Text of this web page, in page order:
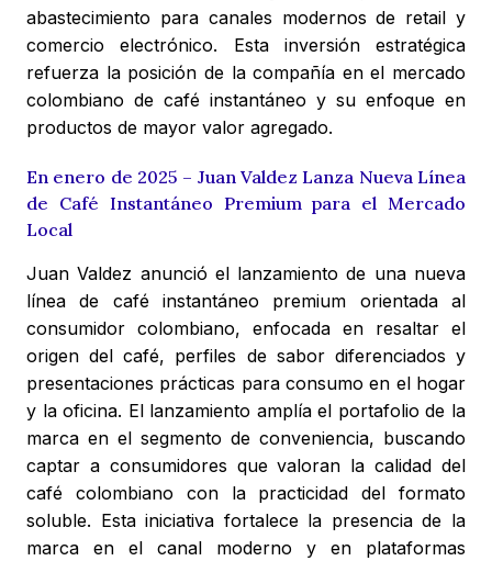
abastecimiento para canales modernos de retail y
comercio electrónico. Esta inversión estratégica
refuerza la posición de la compañía en el mercado
colombiano de café instantáneo y su enfoque en
productos de mayor valor agregado.
En enero de 2025 – Juan Valdez Lanza Nueva Línea
de Café Instantáneo Premium para el Mercado
Local
Juan Valdez anunció el lanzamiento de una nueva
línea de café instantáneo premium orientada al
consumidor colombiano, enfocada en resaltar el
origen del café, perfiles de sabor diferenciados y
presentaciones prácticas para consumo en el hogar
y la oficina. El lanzamiento amplía el portafolio de la
marca en el segmento de conveniencia, buscando
captar a consumidores que valoran la calidad del
café colombiano con la practicidad del formato
soluble. Esta iniciativa fortalece la presencia de la
marca en el canal moderno y en plataformas